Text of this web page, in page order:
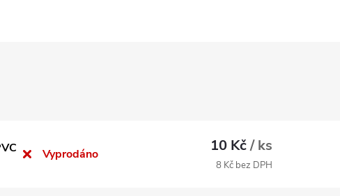
Vyprodáno 10 Kč/ ks
8 Kč bez DPH